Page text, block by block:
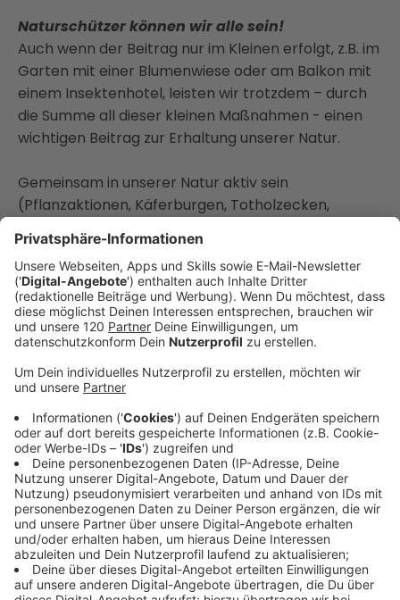
Naturschützer können wir alle sein!
Auch wenn der Beitrag nur im Kleinen erfolgt, z.B. im
Garten mit einer Blumenwiese oder am Balkon mit
einem Insektenhotel, leisten wir trotzdem – durch
die Summe all dieser kleinen Maßnahmen - einen
wichtigen Beitrag zur Erhaltung unserer Natur.
Gemeinsam in unserer Natur aktiv sein
(Pflanzaktionen, Käferburgen, Totholzecken,
entdecken und erleben(NATURSCHAUSPIEL)
bietet den idealen und einfachen Zugang, aktiv
Naturschutz zu betreiben.
Warum Naturschutz?
einige davon:
Die Natur ist unsere Lebensgrundlage
Sie liefert uns saubere Luft, sauberes Wasser,
fruchtbaren Boden und Nahrung, ohne sie
könnten wir nicht überleben.
Biodiversität erhalten
Jede Pflanze und jedes Tier hat eine wertvolle
Rolle im jeweiligen Ökosystem. Wenn Arten
stark beeinträchtigt sind oder gar